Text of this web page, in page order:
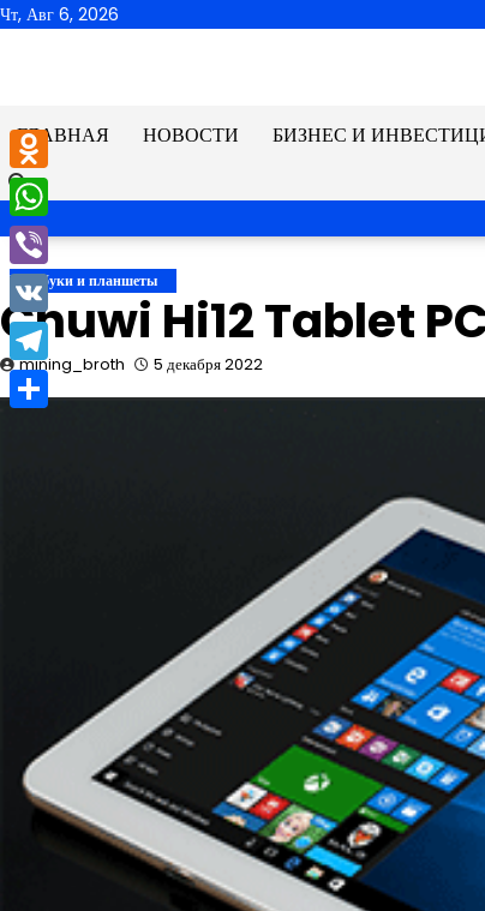
Перейти
Чт, Авг 6, 2026
ГЛАВНАЯ
НОВОСТИ БИЗНЕС И
Ноутбуки и планшеты
Chuwi Hi12 Tablet
mining_broth 5 декабря 2022
Odnoklassniki
WhatsApp
Viber
VK
Telegram